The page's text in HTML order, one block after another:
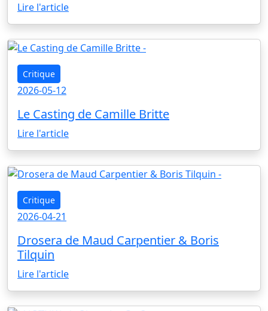
Lire l'article
Critique
2026-05-12
Le Casting de Camille Britte
Lire l'article
Critique
2026-04-21
Drosera de Maud Carpentier & Boris
Tilquin
Lire l'article